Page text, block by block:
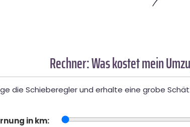
Rechner: Was kostet mein
die Schieberegler und erhalte eine grobe
in km: